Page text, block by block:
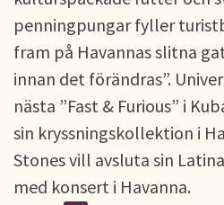
penningpungar fyller
fram på Havannas slitna
innan det förändras”.
nästa ”Fast & Furious” i
sin kryssningskollektion i
Stones vill avsluta sin
med konsert i Havanna.